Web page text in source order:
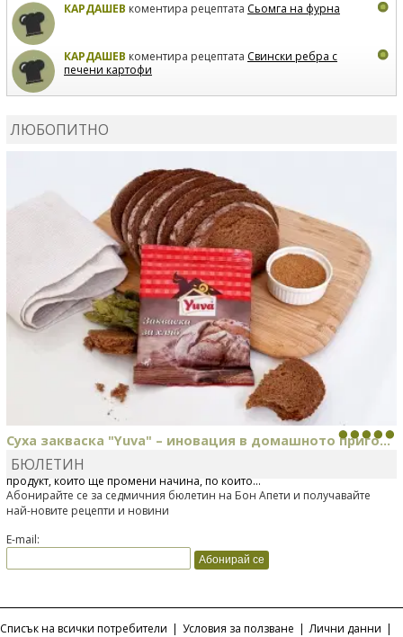
КАРДАШЕВ коментира рецептата Сьомга на фурна
КАРДАШЕВ коментира рецептата Свински ребра с
печени картофи
ЛЮБОПИТНО
Суха закваска "Yuva" – иновация в домашното приго...
Отскоро Лесафр България стартира предлагането на изцяло нов
продукт, който ще промени начина, по който...
БЮЛЕТИН
Абонирайте се за седмичния бюлетин на Бон Апети и получавайте
най-новите рецепти и новини
E-mail:
Списък на всички потребители | Условия за ползване | Лични данни |